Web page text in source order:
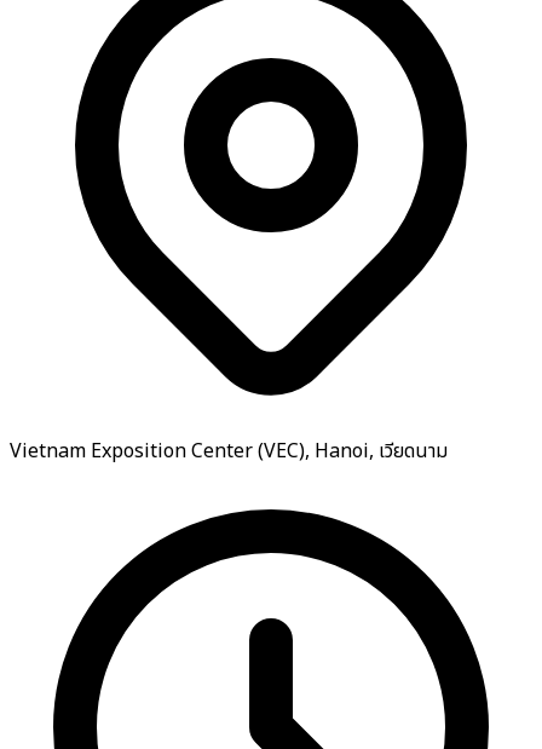
Vietnam Exposition Center (VEC), Hanoi, เวียดนาม